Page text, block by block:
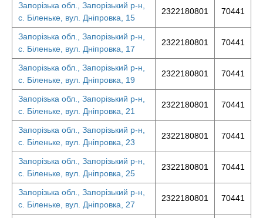
Запорізька обл., Запорізький р-н,
с. Біленьке, вул. Дніпровка, 15
2322180801 70441
Запорізька обл., Запорізький р-н,
с. Біленьке, вул. Дніпровка, 17
2322180801 70441
Запорізька обл., Запорізький р-н,
с. Біленьке, вул. Дніпровка, 19
2322180801 70441
Запорізька обл., Запорізький р-н,
с. Біленьке, вул. Дніпровка, 21
2322180801 70441
Запорізька обл., Запорізький р-н,
с. Біленьке, вул. Дніпровка, 23
2322180801 70441
Запорізька обл., Запорізький р-н,
с. Біленьке, вул. Дніпровка, 25
2322180801 70441
Запорізька обл., Запорізький р-н,
с. Біленьке, вул. Дніпровка, 27
2322180801 70441